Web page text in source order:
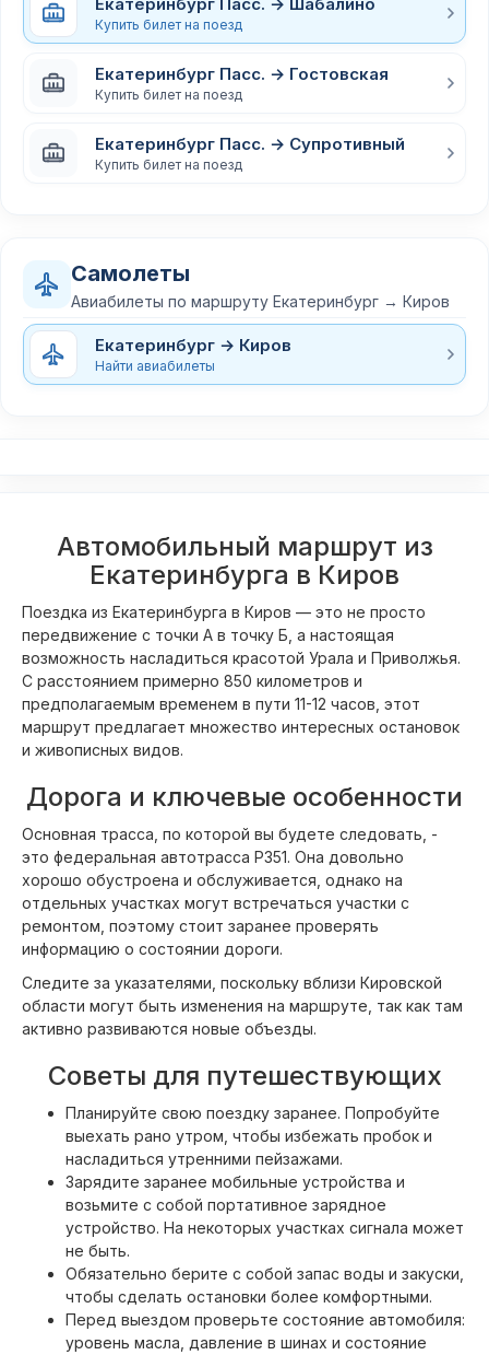
Купить билет на поезд
Екатеринбург Пасс. → Гостовская
Купить билет на поезд
Екатеринбург Пасс. → Супротивный
Купить билет на поезд
Самолеты
Авиабилеты по маршруту Екатеринбург → Киров
Екатеринбург → Киров
Найти авиабилеты
Автомобильный маршрут из
Екатеринбурга в Киров
Поездка из Екатеринбурга в Киров — это не просто
передвижение с точки А в точку Б, а настоящая
возможность насладиться красотой Урала и Приволжья.
С расстоянием примерно 850 километров и
предполагаемым временем в пути 11-12 часов, этот
маршрут предлагает множество интересных остановок
и живописных видов.
Дорога и ключевые особенности
Основная трасса, по которой вы будете следовать, -
это федеральная автотрасса Р351. Она довольно
хорошо обустроена и обслуживается, однако на
отдельных участках могут встречаться участки с
ремонтом, поэтому стоит заранее проверять
информацию о состоянии дороги.
Следите за указателями, поскольку вблизи Кировской
области могут быть изменения на маршруте, так как там
активно развиваются новые объезды.
Советы для путешествующих
Планируйте свою поездку заранее. Попробуйте
выехать рано утром, чтобы избежать пробок и
насладиться утренними пейзажами.
Зарядите заранее мобильные устройства и
возьмите с собой портативное зарядное
устройство. На некоторых участках сигнала может
не быть.
Обязательно берите с собой запас воды и закуски,
чтобы сделать остановки более комфортными.
Перед выездом проверьте состояние автомобиля:
уровень масла, давление в шинах и состояние